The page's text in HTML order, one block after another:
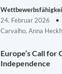
24. Februar 2026
Carvalho, Anna
Europe’s Call for
Independence